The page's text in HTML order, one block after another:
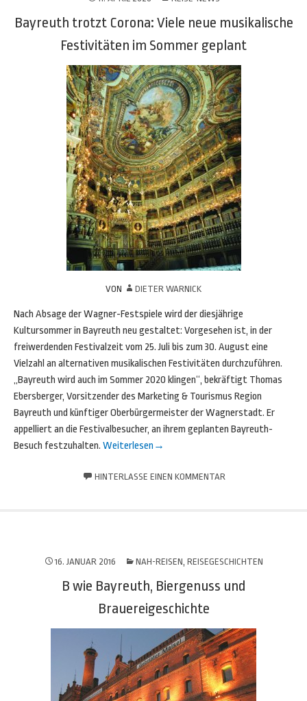
Bayreuth trotzt Corona: Viele neue musikalische
Festivitäten im Sommer geplant
VON DIETER WARNICK
Nach Absage der Wagner-Festspiele wird der diesjährige
Kultursommer in Bayreuth neu gestaltet: Vorgesehen ist, in der
freiwerdenden Festivalzeit vom 25. Juli bis zum 30. August eine
Vielzahl an alternativen musikalischen Festivitäten durchzuführen.
„Bayreuth wird auch im Sommer 2020 klingen“, bekräftigt Thomas
Ebersberger, Vorsitzender des Marketing & Tourismus Region
Bayreuth und künftiger Oberbürgermeister der Wagnerstadt. Er
appelliert an die Festivalbesucher, an ihrem geplanten Bayreuth-
Besuch festzuhalten. Weiterlesen →
HINTERLASSE EINEN KOMMENTAR
16. JANUAR 2016 NAH-REISEN, REISEGESCHICHTEN
B wie Bayreuth, Biergenuss und
Brauereigeschichte